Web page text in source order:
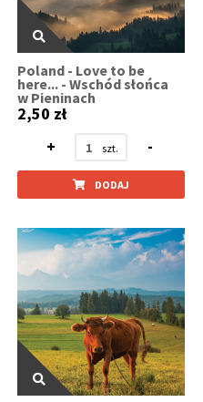
Poland - Love to be
here... - Wschód słońca
w Pieninach
2,50 zł
+
-
DODAJ